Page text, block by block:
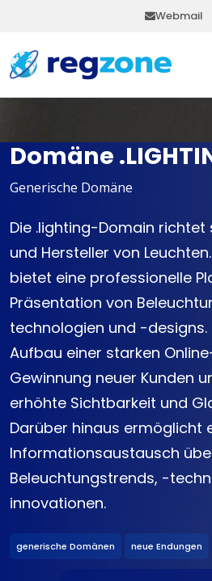
Webmail
Domäne
Generische Domäne
Die .lighting-Domain richtet
und Hersteller von
bietet eine professionelle
Präsentation von
technologien und -designs.
Aufbau einer starken
Gewinnung neuer Kunden
erhöhte Sichtbarkeit und
Darüber hinaus ermöglicht
Informationsaustausch
Beleuchtungstrends, -
innovationen.
generische Domänen neue Endungen